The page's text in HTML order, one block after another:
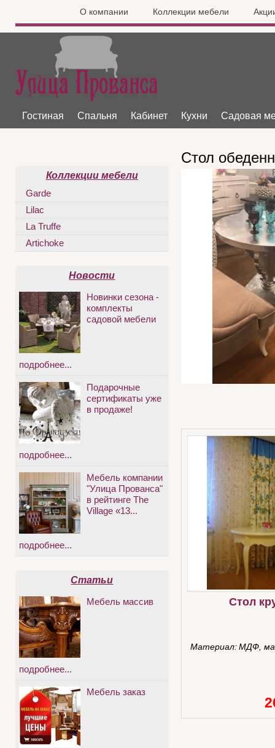
О компании Коллекции мебели
Гостиная Спальня Кабинет Кухни Садовая
Стол
Стол
Материал:МДФ,
Коллекции мебели
Garde
Lilac
La Truffe
Artichoke
Новости
Новинки сезона -
комплекты
садовой мебели
подробнее...
Подарочные
сертификаты уже
в продаже!
подробнее...
Мебель компании
"Улица Прованса"
в рейтинге The
Village «13...
подробнее...
Статьи
Мебель массив
подробнее...
Мебель заказ